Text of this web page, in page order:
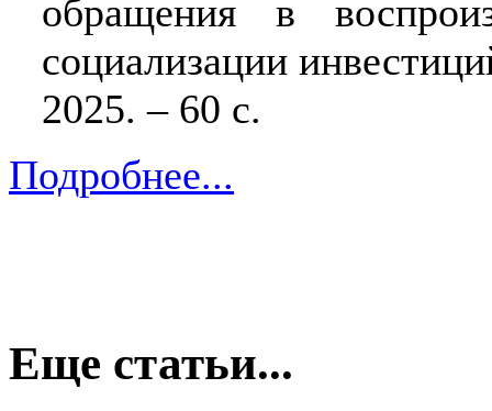
обращения в
социализации
2025. – 60 с.
Подробнее...
Еще статьи...